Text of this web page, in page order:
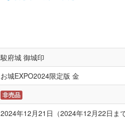
駿府城 御城印
お城EXPO2024限定版 金
非売品
2024年12月21日（2024年12月22日まで